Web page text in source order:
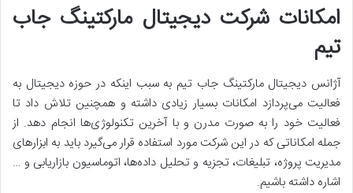
امکانات شرکت دیجیتال مارکتینگ جاب
تیم
آژانس دیجیتال مارکتینگ جاب تیم به سبب اینکه در حوزه دیجیتال به
فعالیت می‌پردازد امکانات بسیار زیادی داشته و همچنین تلاش داد تا
فعالیت خود را به صورت مدرن و با آخرین تکنولوژی‌ها انجام دهد. از
جمله امکاناتی که در این شرکت مورد استفاده قرار می‌گیرد باید به ابزارهای
مدیریت پروژه، تبلیغات، تجزیه و تحلیل داده‌ها، اتوماسیون بازاریابی و …
اشاره داشته باشیم.